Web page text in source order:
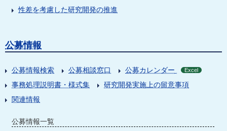
性差を考慮した研究開発の推進
公募情報
公募情報検索 公募相談窓口 公募カレンダー Excel
事務処理説明書・様式集
研究開発実施上の留意事項
関連情報
公募情報一覧